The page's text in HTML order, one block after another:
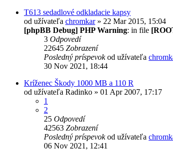
T613 sedadlové odkladacie kapsy
od užívateľa chromkar» 22 Mar 2015, 15:04
[phpBB Debug] PHP Warning: in file
3 Odpovedí
22645 Zobrazení
Posledný príspevokod užívateľa
30 Nov 2021, 18:44
Kríženec Škody 1000 MB a 110 R
od užívateľa Radinko » 01 Apr 2007, 17:17
1
2
25 Odpovedí
42563 Zobrazení
Posledný príspevokod užívateľa
06 Nov 2021, 12:41